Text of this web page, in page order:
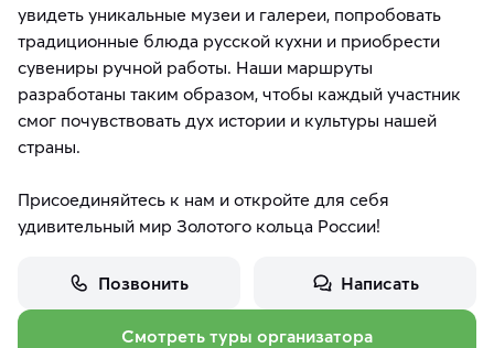
увидеть уникальные музеи и галереи, попробовать
традиционные блюда русской кухни и приобрести
сувениры ручной работы. Наши маршруты
разработаны таким образом, чтобы каждый участник
смог почувствовать дух истории и культуры нашей
страны.
Присоединяйтесь к нам и откройте для себя
удивительный мир Золотого кольца России!
Позвонить Написать
Смотреть туры организатора